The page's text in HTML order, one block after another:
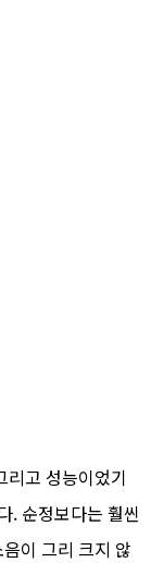
리고 성능이었기
. 순정보다는 훨씬
이 그리 크지 않